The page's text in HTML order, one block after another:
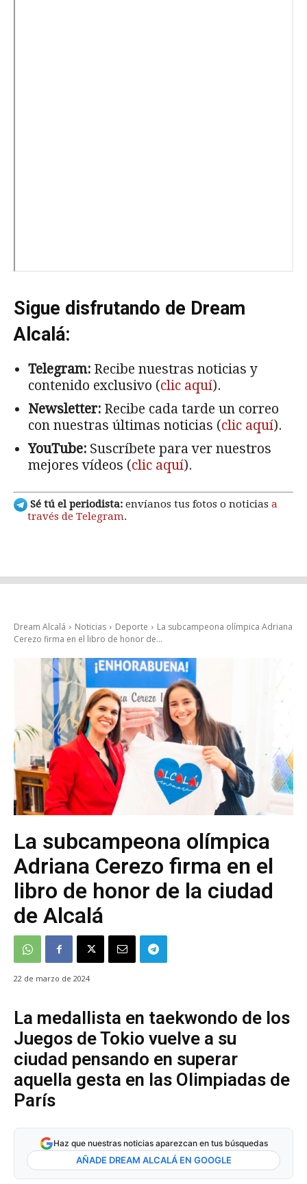
Sigue disfrutando de Dream
Alcalá:
Telegram: Recibe nuestras noticias y
contenido exclusivo (clic aquí).
Newsletter: Recibe cada tarde un correo
con nuestras últimas noticias (clic aquí).
YouTube: Suscríbete para ver nuestros
mejores vídeos (clic aquí).
Sé tú el periodista: envíanos tus fotos o noticias a
través de Telegram.